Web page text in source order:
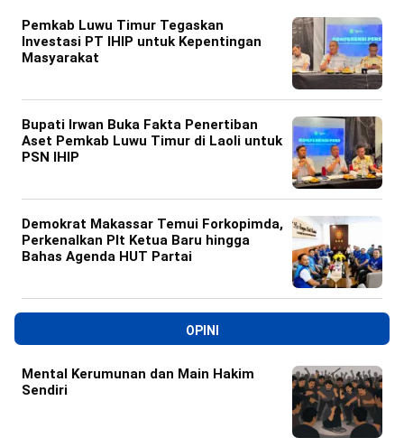
Pemkab Luwu Timur Tegaskan
Investasi PT IHIP untuk Kepentingan
Masyarakat
Bupati Irwan Buka Fakta Penertiban
Aset Pemkab Luwu Timur di Laoli untuk
PSN IHIP
Demokrat Makassar Temui Forkopimda,
Perkenalkan Plt Ketua Baru hingga
Bahas Agenda HUT Partai
OPINI
Mental Kerumunan dan Main Hakim
Sendiri